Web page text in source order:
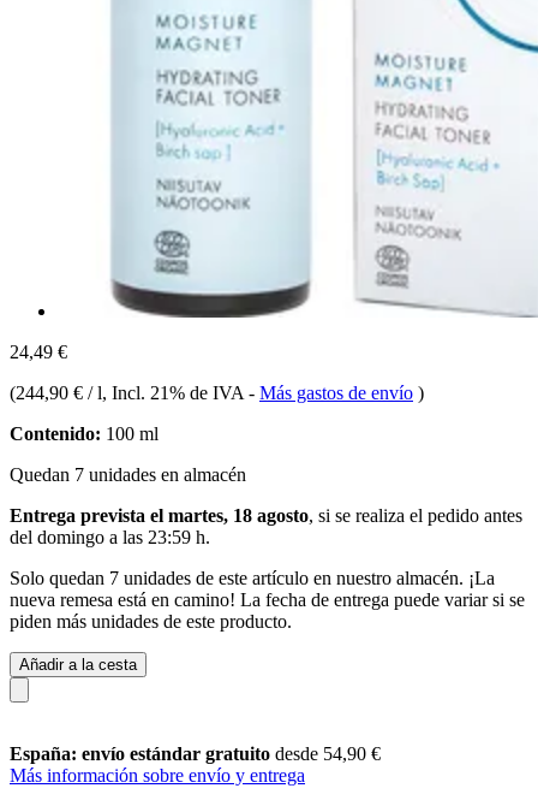
24,49 €
(244,90 € / l, Incl. 21% de IVA - Más gastos de envío )
Contenido: 100 ml
Quedan 7 unidades en almacén
Entrega prevista el martes, 18 agosto, si se realiza el pedido antes
del domingo a las 23:59 h.
Solo quedan 7 unidades de este artículo en nuestro almacén. ¡La
nueva remesa está en camino! La fecha de entrega puede variar si se
piden más unidades de este producto.
Añadir a la cesta
España: envío estándar gratuito desde 54,90 €
Más información sobre envío y entrega